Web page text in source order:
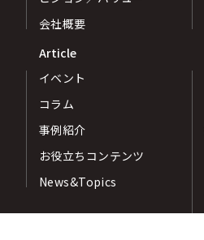
会社概要
Article
イベント
コラム
事例紹介
お役立ちコンテンツ
News&Topics